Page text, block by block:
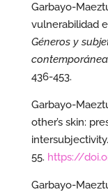
Garbayo-
vulnerabilidad
Géneros y
436-453.
Garbayo-
other’s skin:
55. https://
Garbayo-